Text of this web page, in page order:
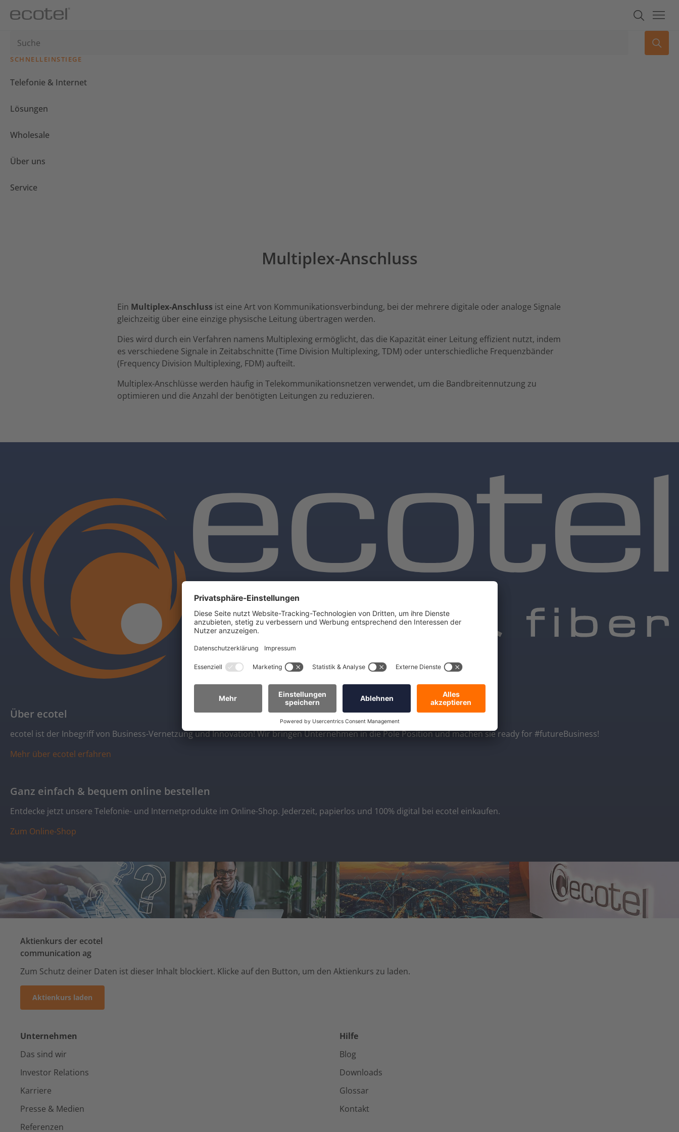
SCHNELLEINSTIEGE
Telefonie & Internet
Lösungen
Wholesale
Über uns
Service
Multiplex-Anschluss
Ein Multiplex-Anschluss ist eine Art von Kommunikationsverbindung, bei der mehrere digitale oder analoge Signale
gleichzeitig über eine einzige physische Leitung übertragen werden.
Dies wird durch ein Verfahren namens Multiplexing ermöglicht, das die Kapazität einer Leitung effizient nutzt, indem
es verschiedene Signale in Zeitabschnitte (Time Division Multiplexing, TDM) oder unterschiedliche Frequenzbänder
(Frequency Division Multiplexing, FDM) aufteilt.
Multiplex-Anschlüsse werden häufig in Telekommunikationsnetzen verwendet, um die Bandbreitennutzung zu
optimieren und die Anzahl der benötigten Leitungen zu reduzieren.
Über ecotel
ecotel ist der Inbegriff von Business-Vernetzung und Innovation! Wir bringen Unternehmen in die Pole Position und machen sie ready for #futureBusiness!
Mehr über ecotel erfahren
Ganz einfach & bequem online bestellen
Entdecke jetzt unsere Telefonie- und Internetprodukte im Online-Shop. Jederzeit, papierlos und 100% digital bei ecotel einkaufen.
Zum Online-Shop
Aktienkurs der ecotel
communication ag
Zum Schutz deiner Daten ist dieser Inhalt blockiert. Klicke auf den Button, um den Aktienkurs zu laden.
Aktienkurs laden
Unternehmen
Das sind wir
Investor Relations
Karriere
Presse & Medien
Referenzen
Hilfe
Blog
Downloads
Glossar
Kontakt